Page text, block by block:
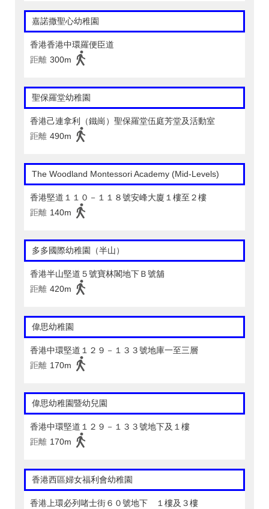
嘉諾撒聖心幼稚園
香港香港中環羅便臣道
距離 300m
聖保羅堂幼稚園
香港己連拿利（鐵崗）聖保羅堂伍庭芳堂及活動室
距離 490m
The Woodland Montessori Academy (Mid-Levels)
香港堅道１１０－１１８號安峰大廈１樓至２樓
距離 140m
多多國際幼稚園（半山）
香港半山堅道５號寶林閣地下Ｂ號舖
距離 420m
偉思幼稚園
香港中環堅道１２９－１３３號地庫一至三層
距離 170m
偉思幼稚園暨幼兒園
香港中環堅道１２９－１３３號地下及１樓
距離 170m
香港西區婦女福利會幼稚園
香港上環必列啫士街６０號地下 １樓及３樓